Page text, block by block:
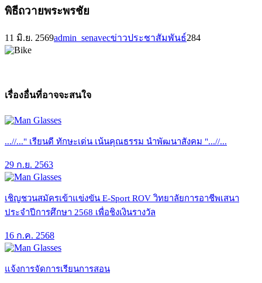
พิธีถวายพระพรชัย
11 มิ.ย. 2569admin_senavecข่าวประชาสัมพันธ์284
เรื่องอื่นที่อาจจะสนใจ
...//..." เรียนดี ทักษะเด่น เน้นคุณธรรม นำพัฒนาสังคม "...//...
29 ก.ย. 2563
เชิญชวนสมัครเข้าแข่งขัน E-Sport ROV วิทยาลัยการอาชีพเสนา
ประจำปีการศึกษา 2568 เพื่อชิงเงินรางวัล
16 ก.ค. 2568
แจ้งการจัดการเรียนการสอน